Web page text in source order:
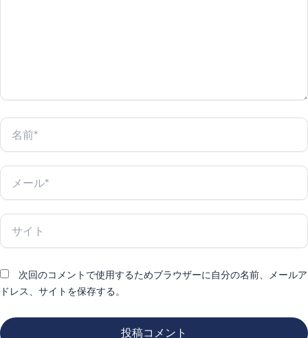
名
*
メ
ル
*
サ
ト
次回のコメントで使用するためブラウザーに自分の名前、メールア
ドレス、サイトを保存する。